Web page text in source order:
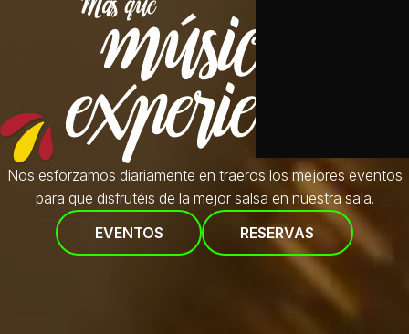
Nos esforzamos diariamente en traeros los mejores eventos
para que disfrutéis de la mejor salsa en nuestra sala.
EVENTOS
RESERVAS